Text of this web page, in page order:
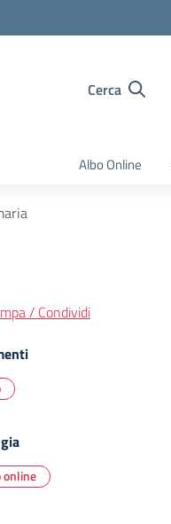
Cerca
Albo Online
/ Condividi
online